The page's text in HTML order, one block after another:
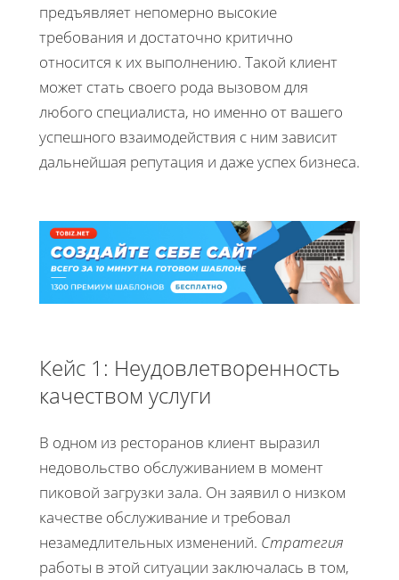
предъявляет непомерно высокие
требования и достаточно критично
относится к их выполнению. Такой клиент
может стать своего рода вызовом для
любого специалиста, но именно от вашего
успешного взаимодействия с ним зависит
дальнейшая репутация и даже успех бизнеса.
Кейс 1: Неудовлетворенность
качеством услуги
В одном из ресторанов клиент выразил
недовольство обслуживанием в момент
пиковой загрузки зала. Он заявил о низком
качестве обслуживание и требовал
незамедлительных изменений. Стратегия
работы в этой ситуации заключалась в том,